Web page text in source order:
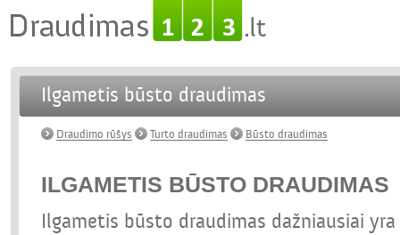
Ilgametis būsto draudimas
Draudimo rūšys Turto draudimas Būsto draudimas
ILGAMETIS BŪSTO DRAUDIMAS
Ilgametis būsto draudimas dažniausiai